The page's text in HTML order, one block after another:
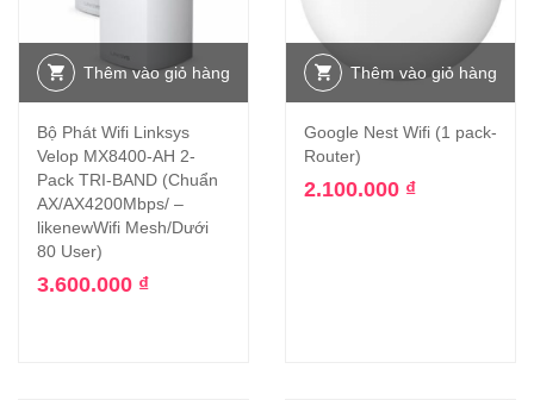
Thêm vào giỏ hàng
Bộ Phát Wifi Linksys
Velop MX8400-AH 2-
Pack TRI-BAND (Chuẩn
AX/AX4200Mbps/ –
likenewWifi Mesh/Dưới
80 User)
3.600.000 ₫
Thêm vào giỏ hàng
Google Nest Wifi (1 pack-
Router)
2.100.000 ₫